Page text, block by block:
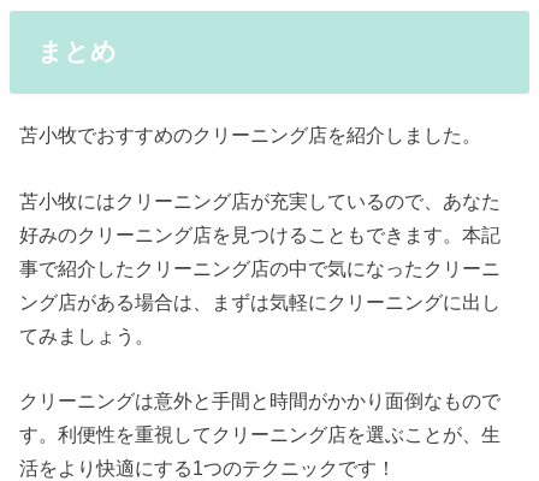
まとめ
苫小牧でおすすめのクリーニング店を紹介しました。
苫小牧にはクリーニング店が充実しているので、あなた
好みのクリーニング店を見つけることもできます。本記
事で紹介したクリーニング店の中で気になったクリーニ
ング店がある場合は、まずは気軽にクリーニングに出し
てみましょう。
クリーニングは意外と手間と時間がかかり面倒なもので
す。利便性を重視してクリーニング店を選ぶことが、生
活をより快適にする1つのテクニックです！